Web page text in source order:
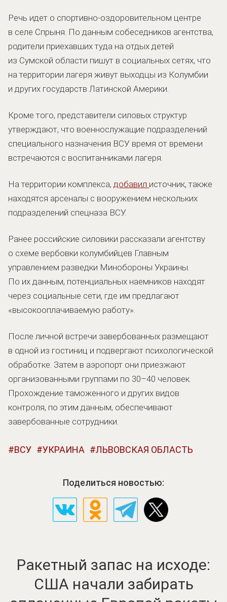
Речь идет о спортивно-оздоровительном центре
в селе Спрыня. По данным собеседников агентства,
родители приехавших туда на отдых детей
из Сумской области пишут в социальных сетях, что
на территории лагеря живут выходцы из Колумбии
и других государств Латинской Америки.
Кроме того, представители силовых структур
утверждают, что военнослужащие подразделений
специального назначения ВСУ время от времени
встречаются с воспитанниками лагеря.
На территории комплекса, добавил источник, также
находятся арсеналы с вооружением нескольких
подразделений спецназа ВСУ.
Ранее российские силовики рассказали агентству
о схеме вербовки колумбийцев Главным
управлением разведки Минобороны Украины.
По их данным, потенциальных наемников находят
через социальные сети, где им предлагают
«высокооплачиваемую работу».
После личной встречи завербованных размещают
в одной из гостиниц и подвергают психологической
обработке. Затем в аэропорт они приезжают
организованными группами по 30–40 человек.
Прохождение таможенного и других видов
контроля, по этим данным, обеспечивают
завербованные сотрудники.
ВСУ УКРАИНА ЛЬВОВСКАЯ ОБЛАСТЬ
Поделиться новостью:
Ракетный запас на исходе:
США начали забирать